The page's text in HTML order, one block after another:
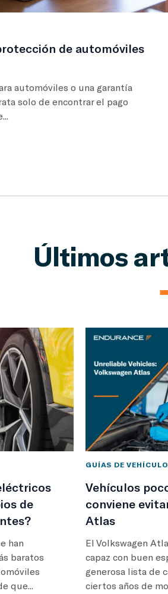
de automóviles
automóviles o una garantía
solo de encontrar el pago
Últimos
de
han
baratos
que...
GUÍAS DE
Vehículos
conviene
Atlas
El Volkswagen
capaz con buen
generosa lista de
ciertos años de